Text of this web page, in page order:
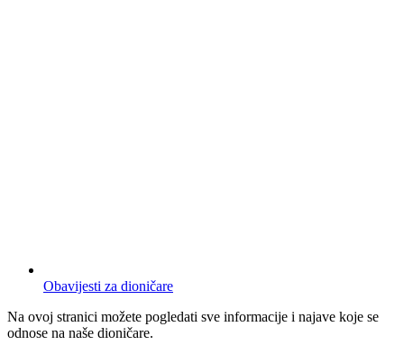
Obavijesti za dioničare
Na ovoj stranici možete pogledati sve informacije i najave koje se
odnose na naše dioničare.